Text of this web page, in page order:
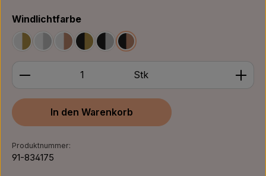
Windlichtfarbeauswählen
Weiß/GoldWeiß/Silber
Weiß/Bronze
Schwarz/Gold
Schwarz/Silber
Schwarz/Bronze
Produkt Anzahl: Gib den gewünschten Wert ein
Stk
In den Warenkorb
Produktnummer:
91-834175